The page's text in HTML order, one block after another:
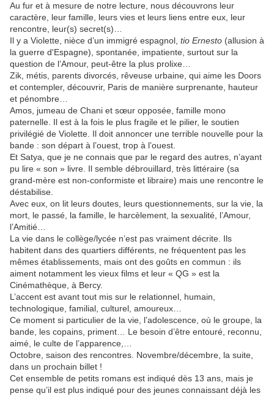
Au fur et à mesure de notre lecture, nous découvrons leur
caractère, leur famille, leurs vies et leurs liens entre eux, leur
rencontre, leur(s) secret(s)…
Il y a Violette, nièce d’un immigré espagnol, tio Ernesto (allusion à
la guerre d'Espagne), spontanée, impatiente, surtout sur la
question de l’Amour, peut-être la plus prolixe…
Zik, métis, parents divorcés, rêveuse urbaine, qui aime les Doors
et contempler, découvrir, Paris de manière surprenante, hauteur
et pénombre…
Amos, jumeau de Chani et sœur opposée, famille mono
paternelle. Il est à la fois le plus fragile et le pilier, le soutien
privilégié de Violette. Il doit annoncer une terrible nouvelle pour la
bande : son départ à l’ouest, trop à l’ouest.
Et Satya, que je ne connais que par le regard des autres, n’ayant
pu lire « son » livre. Il semble débrouillard, très littéraire (sa
grand-mère est non-conformiste et libraire) mais une rencontre le
déstabilise.
Avec eux, on lit leurs doutes, leurs questionnements, sur la vie, la
mort, le passé, la famille, le harcèlement, la sexualité, l’Amour,
l’Amitié…
La vie dans le collège/lycée n’est pas vraiment décrite. Ils
habitent dans des quartiers différents, ne fréquentent pas les
mêmes établissements, mais ont des goûts en commun : ils
aiment notamment les vieux films et leur « QG » est la
Cinémathèque, à Bercy.
L’accent est avant tout mis sur le relationnel, humain,
technologique, familial, culturel, amoureux…
Ce moment si particulier de la vie, l’adolescence, où le groupe, la
bande, les copains, priment… Le besoin d’être entouré, reconnu,
aimé, le culte de l’apparence,…
Octobre, saison des rencontres. Novembre/décembre, la suite,
dans un prochain billet !
Cet ensemble de petits romans est indiqué dès 13 ans, mais je
pense qu’il est plus indiqué pour des jeunes connaissant déjà les